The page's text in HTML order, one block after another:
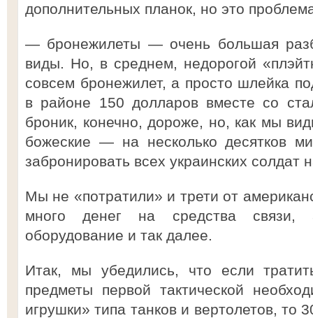
дополнительных планок, но это
— бронежилеты — очень большая
виды. Но, в среднем, недорогой
совсем бронежилет, а просто шлейка
в районе 150 долларов вместе со
броник, конечно, дороже, но, как мы
божеские — на несколько десятков
забронировать всех украинских солдат
Мы не «потратили» и трети от
много денег на средства связи,
оборудование и так далее.
Итак, мы убедились, что если
предметы первой тактической
игрушки» типа танков и вертолетов,